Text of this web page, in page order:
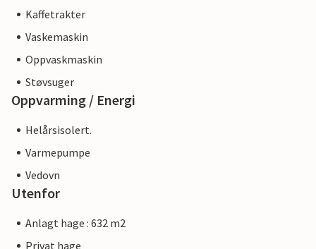
Kaffetrakter
Vaskemaskin
Oppvaskmaskin
Støvsuger
Oppvarming / Energi
Helårsisolert.
Varmepumpe
Vedovn
Utenfor
Anlagt hage : 632 m2
Privat hage